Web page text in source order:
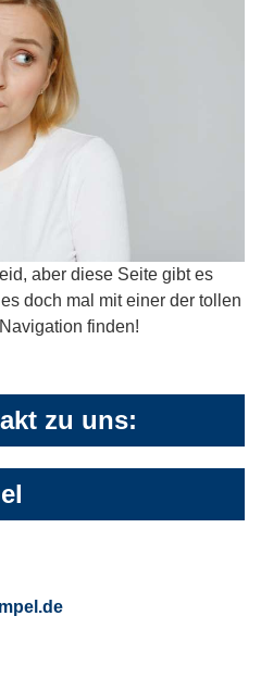
aber diese Seite gibt es
doch mal mit einer der tollen
finden!
zu uns: